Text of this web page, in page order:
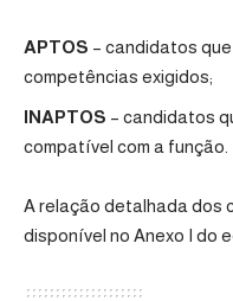
APTOS – candidatos
competências exigidos;
INAPTOS – candidatos
compatível com a função.
A relação detalhada dos
disponível no Anexo I do